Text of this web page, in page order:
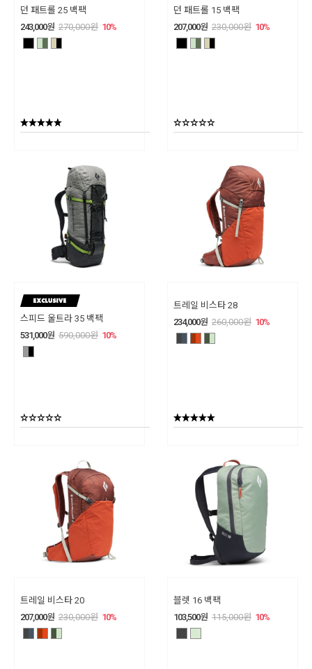
던 패트롤 25 백팩
243,000원 270,000원 10%
던 패트롤 15 백팩
207,000원 230,000원 10%
스피드 울트라 35 백팩
531,000원 590,000원 10%
트레일 비스타 28
234,000원 260,000원 10%
트레일 비스타 20
207,000원 230,000원 10%
블렛 16 백팩
103,500원 115,000원 10%